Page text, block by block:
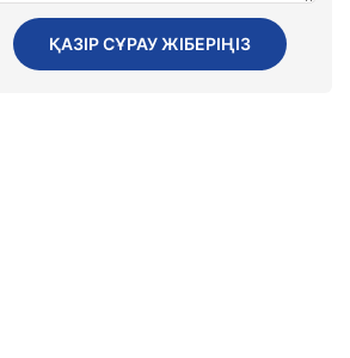
ҚАЗІР СҰРАУ ЖІБЕРІҢІЗ